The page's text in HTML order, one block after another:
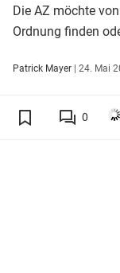
Die AZ möchte
Ordnung finden
Patrick Mayer | 24. Mai
0